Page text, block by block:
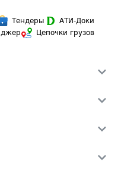
Тендеры
АТИ-Доки
Цепочки грузов